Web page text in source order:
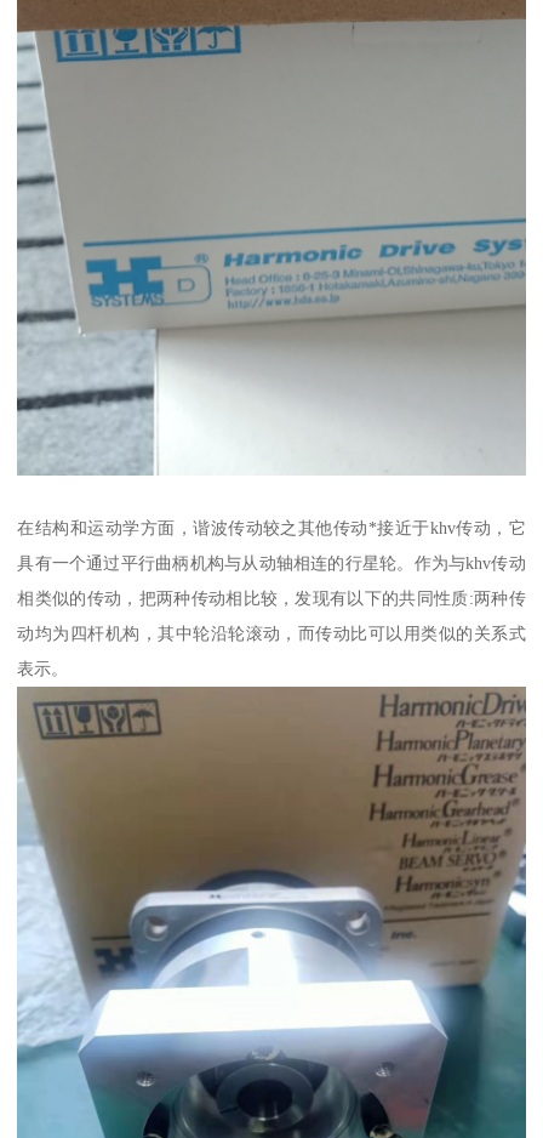
在结构和运动学方面，谐波传动较之其他传动*接近于khv传动，它
具有一个通过平行曲柄机构与从动轴相连的行星轮。作为与khv传动
相类似的传动，把两种传动相比较，发现有以下的共同性质:两种传
动均为四杆机构，其中轮沿轮滚动，而传动比可以用类似的关系式
表示。